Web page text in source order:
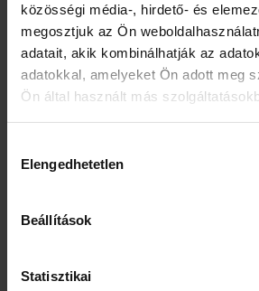
közösségi média-, hirdető- és
megosztjuk az Ön
adatait, akik kombinálhatják az
adatokkal, amelyeket Ön adott meg
Ön által használt más
kiválasztása
Elengedhetetlen
Beállítások
Statisztikai
Édesítőszer: maltitszirup
Extrudált gabonapelyhek
(kukoricadara 80%, teljes
búzadara 12%, rizsliszt
zsírszegény kakaópor,
gátló anyag: kalcium-
digliceridjei)
19% [édesítőszer: maltit;
mértékben és részben
kakaópor 8,8%, sovány